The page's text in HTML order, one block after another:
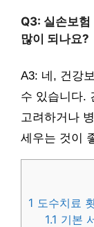
Q3: 실손보험
많이 되나요?
A3: 네, 건강
수 있습니다.
고려하거나
세우는 것이
1 도수치료
1.1 기본